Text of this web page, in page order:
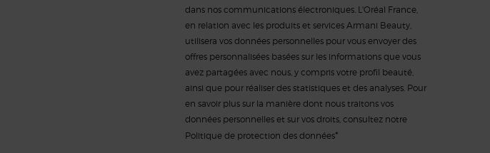
dans nos communications électroniques. L'Oréal France,
en relation avec les produits et services Armani Beauty,
utilisera vos données personnelles pour vous envoyer des
offres personnalisées basées sur les informations que vous
avez partagées avec nous, y compris votre profil beauté,
ainsi que pour réaliser des statistiques et des analyses. Pour
en savoir plus sur la manière dont nous traitons vos
données personnelles et sur vos droits, consultez notre
Politique de protection des données*